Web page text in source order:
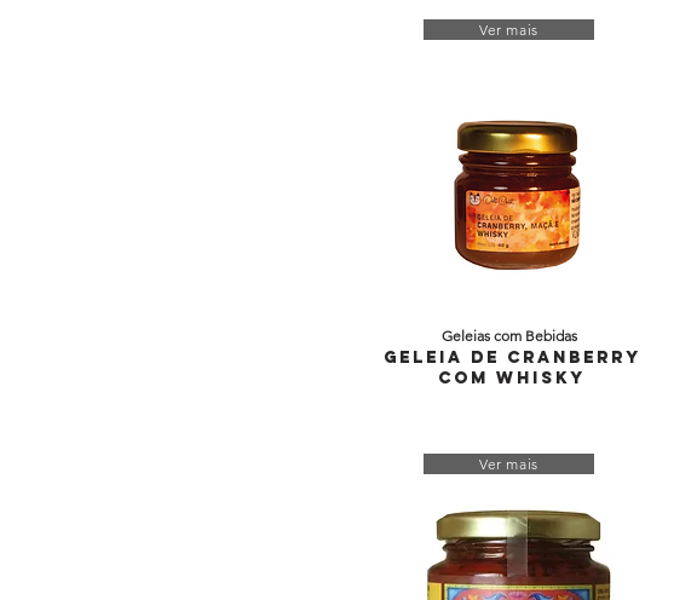
Ver mais
Geleias com Bebidas
Geleia de Cranberry
com Whisky
Ver mais